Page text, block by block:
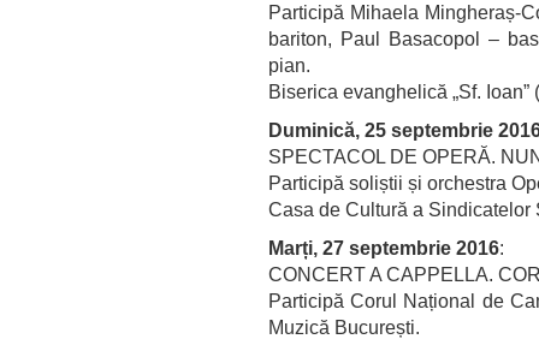
Participă Mihaela Mingheraș-
bariton, Paul Basacopol –
pian.
Biserica evanghelică „Sf.
Duminică, 25 septembrie
SPECTACOL DE OPERĂ.
Participă soliștii și orchestra
Casa de Cultură a Sindicatelor
Marți, 27 septembrie 2016:
CONCERT A CAPPELLA.
Participă Corul Național de
Muzică București.